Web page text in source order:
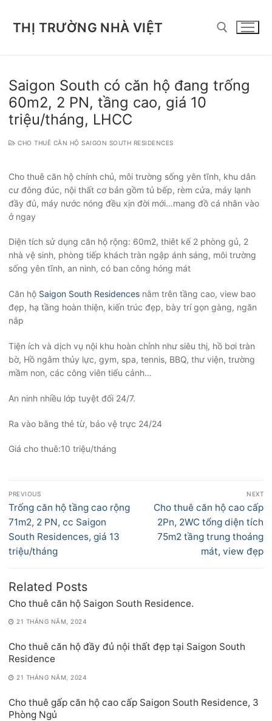
THỊ TRƯỜNG NHÀ VIỆT
Saigon South có căn hộ đang trống
60m2, 2 PN, tầng cao, giá 10
triệu/tháng, LHCC
CHO THUÊ CĂN HỘ SAIGON SOUTH RESIDENCES
Cho thuê căn hộ chính chủ, môi trường sống yên tĩnh, khu dân
cư đông đúc, nội thất cơ bản gồm tủ bếp, rèm cửa, máy lạnh
đầy đủ, máy nước nóng đều xịn đời mới…mang đồ cá nhân vào
ở ngay
Diện tích sử dụng căn hộ rộng: 60m2, thiêt kế 2 phòng gủ, 2
nhà vệ sinh, phòng tiếp khách tràn ngập ánh sáng, môi trường
sống yên tĩnh, an ninh, có ban công hóng mát
Căn hộ Saigon South Residences nằm trên tầng cao, view bao
đẹp, hạ tầng hoàn thiện, kiến trúc đẹp, bày trí gọn gàng, ngăn
nắp
Tiện ích và dịch vụ nội khu hoàn chỉnh như siêu thị, hồ bơi tràn
bờ, Hồ ngâm thủy lực, gym, spa, tennis, BBQ, thư viện, trường
mầm non, các công viên tiểu cảnh…
An ninh nhiều lớp tuyệt đối 24/7.
Ra vào bằng thẻ từ, bảo vệ trực 24/24
Giá cho thuê:10 triệu/tháng
Điều
hướng
bài
viết
PREVIOUS
Previous
post:
Trống căn hộ tầng cao rộng
71m2, 2 PN, cc Saigon
South Residences, giá 13
triệu/tháng
NEXT
Next
post:
Cho thuê căn hộ cao cấp
2Pn, 2WC tổng diện tích
75m2 tầng trung thoáng
mát, view đẹp
Related Posts
Cho thuê căn hộ Saigon South Residence.
21 THÁNG NĂM, 2024
Cho thuê căn hộ đầy đủ nội thất đẹp tại Saigon South
Residence
21 THÁNG NĂM, 2024
Cho thuê gấp căn hộ cao cấp Saigon South Residence, 3
Phòng Ngủ